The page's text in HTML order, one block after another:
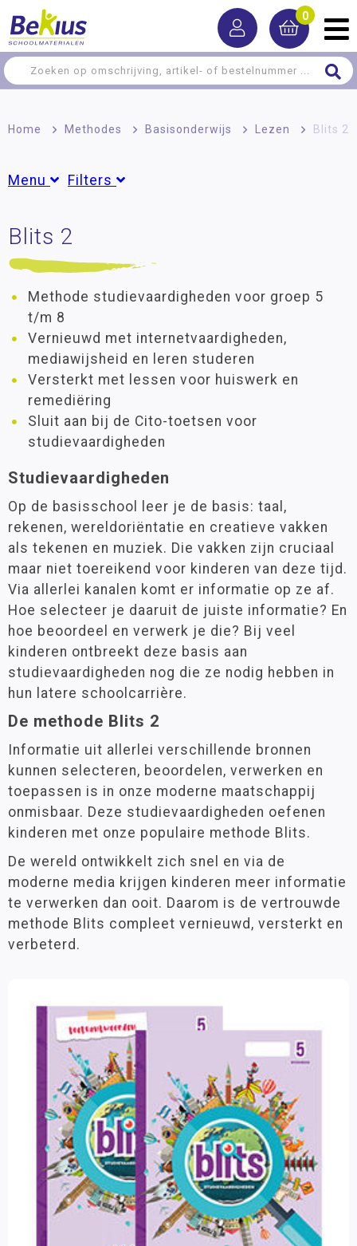
0
Home > Methodes > Basisonderwijs > Lezen > Blits 2
Menu Filters
Burgerschap
Rekenen
Schrijven
Taal en spelling
Praktijkonderwijs
Groepen
Groep 5
Groep 6(6)
Groep 7(6)
Groep 8
Leeftijd
6 - 9 jaar
9 - 12 jaar (18)
Antwoordenboeken
Bronnenboeken(4)
Handleidingen(4)
Toetsboeken(4)
Werkboeken(4)
Merk
Delubas(24)
Filter op prijs
Blits 2
Methode studievaardigheden voor groep 5
t/m 8
Vernieuwd met internetvaardigheden,
mediawijsheid en leren studeren
Versterkt met lessen voor huiswerk en
remediëring
Sluit aan bij de Cito-toetsen voor
studievaardigheden
Studievaardigheden
Op de basisschool leer je de basis: taal,
rekenen, wereldoriëntatie en creatieve vakken
als tekenen en muziek. Die vakken zijn cruciaal
maar niet toereikend voor kinderen van deze tijd.
Via allerlei kanalen komt er informatie op ze af.
Hoe selecteer je daaruit de juiste informatie? En
hoe beoordeel en verwerk je die? Bij veel
kinderen ontbreekt deze basis aan
studievaardigheden nog die ze nodig hebben in
hun latere schoolcarrière.
De methode Blits 2
Informatie uit allerlei verschillende bronnen
kunnen selecteren, beoordelen, verwerken en
toepassen is in onze moderne maatschappij
onmisbaar. Deze studievaardigheden oefenen
kinderen met onze populaire methode Blits.
De wereld ontwikkelt zich snel en via de
moderne media krijgen kinderen meer informatie
te verwerken dan ooit. Daarom is de vertrouwde
methode Blits compleet vernieuwd, versterkt en
verbeterd.